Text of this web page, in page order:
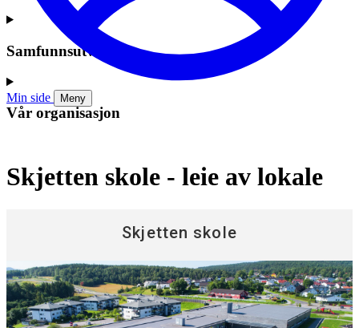
Min side Meny
Samfunnsutvikling
Vår organisasjon
Skjetten skole - leie av lokale